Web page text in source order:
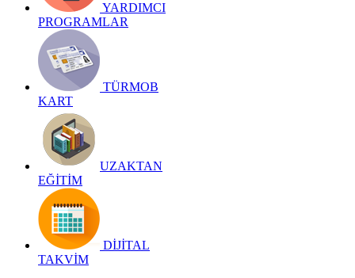
YARDIMCI
PROGRAMLAR
TÜRMOB
KART
UZAKTAN
EĞİTİM
DİJİTAL
TAKVİM